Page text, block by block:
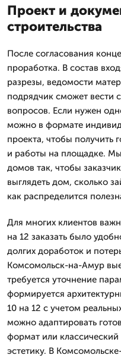
Проект и
строительства
После согласования
проработка. В состав
разрезы, ведомости
подрядчик сможет вести
вопросов. Если нужен
можно в формате
проекта, чтобы получить
и работы на площадке.
домов так, чтобы
выглядеть дом, сколько
как распределится
Для многих клиентов
на 12 заказать было
долгих доработок и
Комсомольск-на-Амур
требуется уточнение
формируется
10 на 12 с учетом
можно адаптировать
формат или
эстетику. В